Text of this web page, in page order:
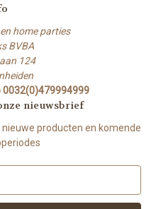
home parties
BVBA
124
0032(0)479994999
nieuwsbrief
producten en komende